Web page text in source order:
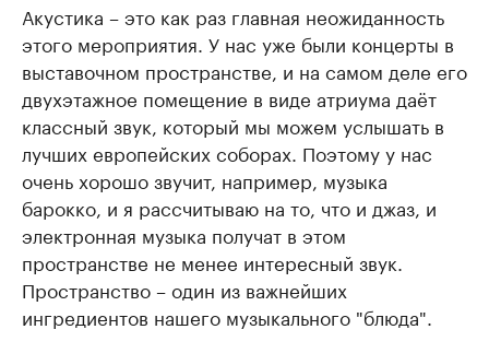
Акустика – это как раз главная неожиданность
этого мероприятия. У нас уже были концерты в
выставочном пространстве, и на самом деле его
двухэтажное помещение в виде атриума даёт
классный звук, который мы можем услышать в
лучших европейских соборах. Поэтому у нас
очень хорошо звучит, например, музыка
барокко, и я рассчитываю на то, что и джаз, и
электронная музыка получат в этом
пространстве не менее интересный звук.
Пространство – один из важнейших
ингредиентов нашего музыкального "блюда".